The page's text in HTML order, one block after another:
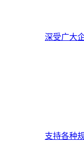
深受广大
支持各种